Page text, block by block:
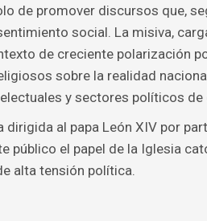
de promover discursos que,
social. La misiva,
de creciente polarización
sobre la realidad
y sectores políticos
al papa León XIV por
público el papel de la Iglesia
alta tensión política.